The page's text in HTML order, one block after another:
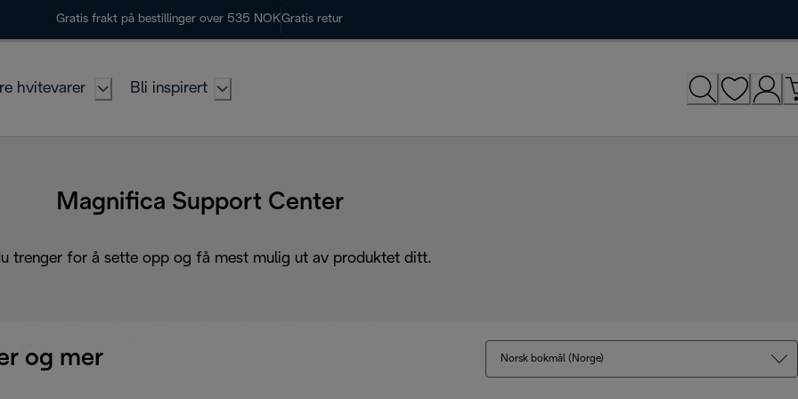
Gratis frakt på bestillinger over 535 NOKGratis retur
hvitevarer Bli inspirert
Magnifica Support Center
trenger for å sette opp og få mest mulig ut av produktet ditt.
og mer Norsk bokmål (Norge)